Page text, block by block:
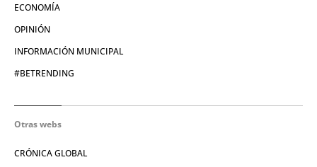
ECONOMÍA
OPINIÓN
INFORMACIÓN MUNICIPAL
#BETRENDING
Otras webs
CRÓNICA GLOBAL